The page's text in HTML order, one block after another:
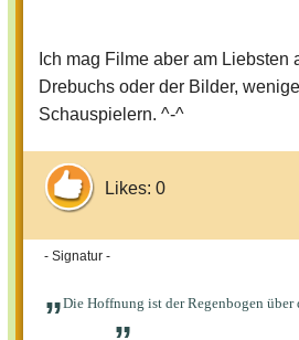
Ich mag Filme aber am Liebsten
Drebuchs oder der Bilder,
Schauspielern. ^-^
Likes: 0
- Signatur -
„Die Hoffnung ist der Regenbogen über